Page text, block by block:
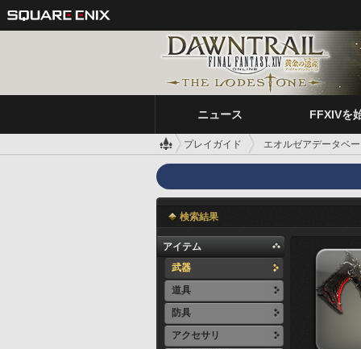
ニュース FFXIVを
プレイガイド エオルゼアデータベ
検索結果
アイテム
武器
道具
防具
アクセサリ